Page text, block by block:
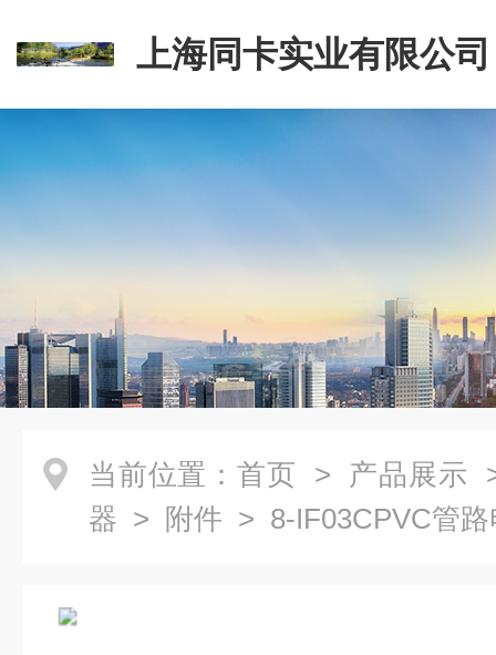
上海同卡实业有限公司
当前位置： 首页 > 产品展示
器 > 附件 > 8-IF03CPVC管